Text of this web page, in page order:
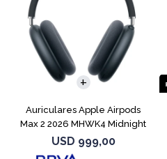
Auriculares Apple Airpods
Max 2 2026 MHWK4 Midnight
USD 999,00